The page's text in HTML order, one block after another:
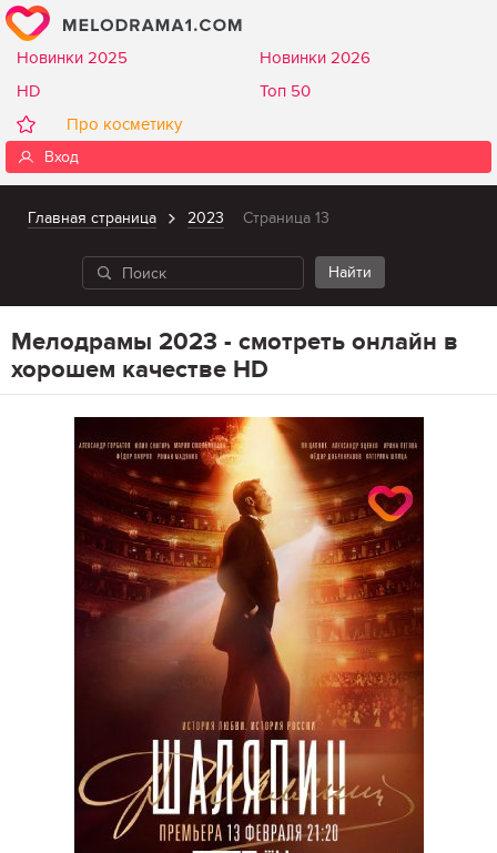
Новинки 2025
Новинки 2026
HD
Топ 50
Про косметику
Вход
Главная страница 2023 Страница 13
Мелодрамы 2023 - смотреть онлайн в
хорошем качестве HD